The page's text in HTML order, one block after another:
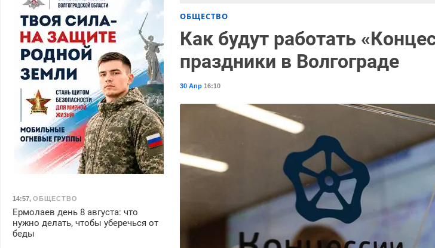
ОБЩЕСТВО
Как будут работать
праздники в Волгограде
30 Апр 16:10
14:57, ОБЩЕСТВО
Ермолаев день 8 августа: что
нужно делать, чтобы уберечься от
беды